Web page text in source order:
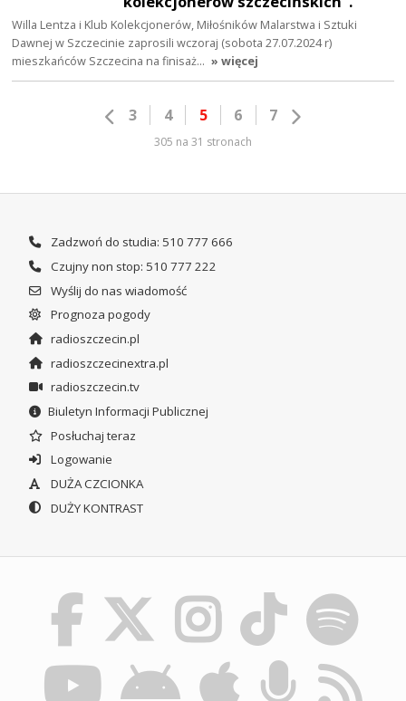
Willa Lentza i Klub Kolekcjonerów, Miłośników Malarstwa i Sztuki
Dawnej w Szczecinie zaprosili wczoraj (sobota 27.07.2024 r)
mieszkańców Szczecina na finisaż… » więcej
3 4 5 6 7
305 na 31 stronach
Zadzwoń do studia: 510 777 666
Czujny non stop: 510 777 222
Wyślij do nas wiadomość
Prognoza pogody
radioszczecin.pl
radioszczecinextra.pl
radioszczecin.tv
Biuletyn Informacji Publicznej
Posłuchaj teraz
Logowanie
DUŻA CZCIONKA
DUŻY KONTRAST